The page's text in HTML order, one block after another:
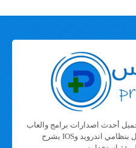
أحدث اصدارات برامج والعاب
الموبايل والأجهزة اللوحية التي تعمل بنظامي اندرويد وIOS بشرح